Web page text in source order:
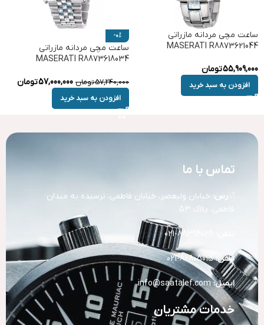
ساعت مچی مردانه مازراتی
MASERATI R8873621044
55,909,000تومان
افزودن به سبد خرید
-0%
ساعت مچی مردانه مازراتی
MASERATI R8873618034
57,240,000تومان 57,000,000تومان
افزودن به سبد خرید
تماس با ما
رس: خیابان ولیعصر، خیابان فاطمی، نرسیده به میدان
فاطمی، پلاک 53
تلفن:82805015-021
ایمیل: info@saatalef.com
خدمات مشتریان